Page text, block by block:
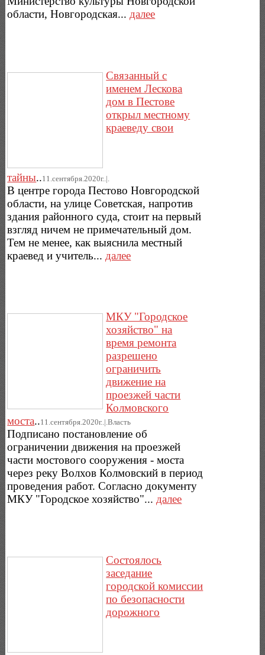
области, Новгородская...далее
Связанный с
именем Лескова
дом в Пестове
открыл местному
краеведу свои
тайны..11.сентября.2020г..|.
В центре города Пестово Новгородской
области, на улице Советская, напротив
здания районного суда, стоит на первый
взгляд ничем не примечательный дом.
Тем не менее, как выяснила местный
краевед и учитель... далее
МКУ "Городское
хозяйство" на
время ремонта
разрешено
ограничить
движение на
проезжей части
Колмовского
моста..11.сентября.2020г..|.Власть
Подписано постановление об
ограничении движения на проезжей
части мостового сооружения - моста
через реку Волхов Колмовский в период
проведения работ. Согласно документу
МКУ "Городское хозяйство"... далее
Состоялось
заседание
городской комиссии
по безопасности
дорожного